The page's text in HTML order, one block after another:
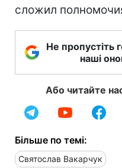
сложил
Не пропустіть
наші
Або читайте
Більше по темі:
Святослав Вакарчук